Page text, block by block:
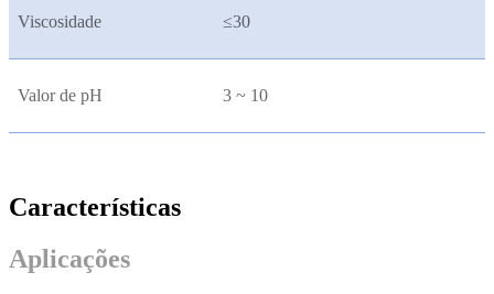
Viscosidade ≤30
Valor de pH 3 ~ 10
Características
Aplicações